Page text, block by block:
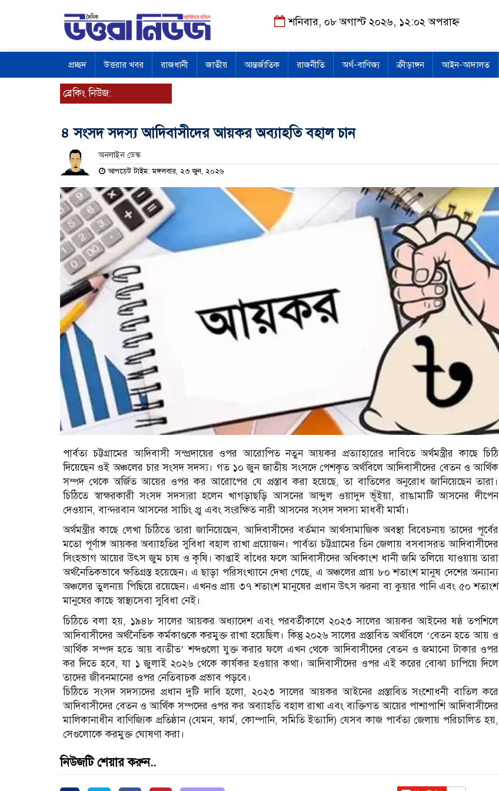
শনিবার, ০৮ অগাস্ট ২০২৬, ১২:০২ অপরাহ্ন
প্রচ্ছদ উত্তরার খবর রাজধানী জাতীয় আন্তর্জাতিক রাজনীতি অর্থ-বাণিজ্য ক্রীড়াঙ্গন আইন-আদালত
ব্রেকিং নিউজ:
৪ সংসদ সদস্য আদিবাসীদের আয়কর অব্যাহতি বহাল চান
অনলাইন ডেস্ক
আপডেট টাইম: মঙ্গলবার, ২৩ জুন, ২০২৬
পার্বত্য চট্টগ্রামের আদিবাসী সম্প্রদায়ের ওপর আরোপিত নতুন আয়কর প্রত্যাহারের দাবিতে অর্থমন্ত্রীর কাছে চিঠি
দিয়েছেন ওই অঞ্চলের চার সংসদ সদস্য। গত ১০ জুন জাতীয় সংসদে পেশকৃত অর্থবিলে আদিবাসীদের বেতন ও আর্থিক
সম্পদ থেকে অর্জিত আয়ের ওপর কর আরোপের যে প্রস্তাব করা হয়েছে, তা বাতিলের অনুরোধ জানিয়েছেন তারা।
চিঠিতে স্বাক্ষরকারী সংসদ সদস্যরা হলেন খাগড়াছড়ি আসনের আব্দুল ওয়াদুদ ভূঁইয়া, রাঙামাটি আসনের দীপেন
দেওয়ান, বান্দরবান আসনের সাচিং প্রু এবং সংরক্ষিত নারী আসনের সংসদ সদস্য মাধবী মার্মা।
অর্থমন্ত্রীর কাছে লেখা চিঠিতে তারা জানিয়েছেন, আদিবাসীদের বর্তমান আর্থসামাজিক অবস্থা বিবেচনায় তাদের পূর্বের
মতো পূর্ণাঙ্গ আয়কর অব্যাহতির সুবিধা বহাল রাখা প্রয়োজন। পার্বত্য চট্টগ্রামের তিন জেলায় বসবাসরত আদিবাসীদের
সিংহভাগ আয়ের উৎস জুম চাষ ও কৃষি। কাপ্তাই বাঁধের ফলে আদিবাসীদের অধিকাংশ ধানী জমি তলিয়ে যাওয়ায় তারা
অর্থনৈতিকভাবে ক্ষতিগ্রস্ত হয়েছেন। এ ছাড়া পরিসংখ্যানে দেখা গেছে, এ অঞ্চলের প্রায় ৮০ শতাংশ মানুষ দেশের অন্যান্য
অঞ্চলের তুলনায় পিছিয়ে রয়েছেন। এখনও প্রায় ৩৭ শতাংশ মানুষের প্রধান উৎস ঝরনা বা কুয়ার পানি এবং ৫০ শতাংশ
মানুষের কাছে স্বাস্থ্যসেবা সুবিধা নেই।
চিঠিতে বলা হয়, ১৯৪৮ সালের আয়কর অধ্যাদেশ এবং পরবর্তীকালে ২০২৩ সালের আয়কর আইনের ষষ্ঠ তপশিলে
আদিবাসীদের অর্থনৈতিক কর্মকাণ্ডকে করমুক্ত রাখা হয়েছিল। কিন্তু ২০২৬ সালের প্রস্তাবিত অর্থবিলে ‘বেতন হতে আয় ও
আর্থিক সম্পদ হতে আয় ব্যতীত’ শব্দগুলো যুক্ত করার ফলে এখন থেকে আদিবাসীদের বেতন ও জমানো টাকার ওপর
কর দিতে হবে, যা ১ জুলাই ২০২৬ থেকে কার্যকর হওয়ার কথা। আদিবাসীদের ওপর এই করের বোঝা চাপিয়ে দিলে
তাদের জীবনমানের ওপর নেতিবাচক প্রভাব পড়বে।
চিঠিতে সংসদ সদস্যদের প্রধান দুটি দাবি হলো, ২০২৩ সালের আয়কর আইনের প্রস্তাবিত সংশোধনী বাতিল করে
আদিবাসীদের বেতন ও আর্থিক সম্পদের ওপর কর অব্যাহতি বহাল রাখা এবং ব্যক্তিগত আয়ের পাশাপাশি আদিবাসীদের
মালিকানাধীন বাণিজ্যিক প্রতিষ্ঠান (যেমন, ফার্ম, কোম্পানি, সমিতি ইত্যাদি) যেসব কাজ পার্বত্য জেলায় পরিচালিত হয়,
সেগুলোকে করমুক্ত ঘোষণা করা।
নিউজটি শেয়ার করুন..